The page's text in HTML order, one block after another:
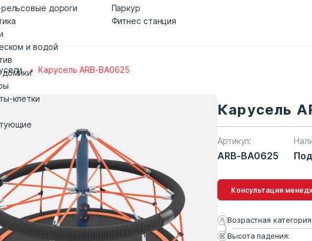
дороги
и водой
клетки
Паркур
Фитнес станция
Карусель ARB-BA0625
Карусель
Артикул:
ARB-BA0625
Консультация
Возрастная
Высота падения: